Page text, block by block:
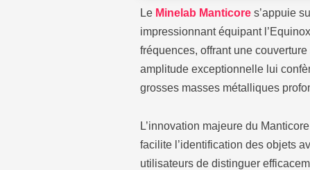
Le Minelab Manticore s’appuie
impressionnant équipant
fréquences, offrant une
amplitude exceptionnelle lui
grosses masses métalliques
L’innovation majeure du
facilite l’identification des objets
utilisateurs de distinguer